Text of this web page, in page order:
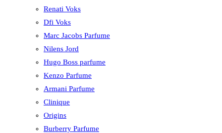
Renati Voks
Dfi Voks
Marc Jacobs Parfume
Nilens Jord
Hugo Boss parfume
Kenzo Parfume
Armani Parfume
Clinique
Origins
Burberry Parfume